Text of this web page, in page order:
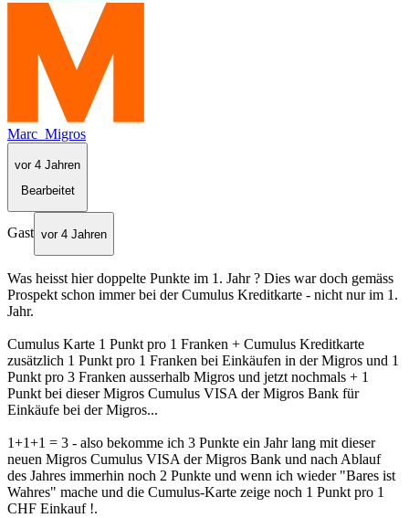
Marc_Migros
vor 4 Jahren
Bearbeitet
Gast vor 4 Jahren
Was heisst hier doppelte Punkte im 1. Jahr ? Dies war doch gemäss
Prospekt schon immer bei der Cumulus Kreditkarte - nicht nur im 1.
Jahr.
Cumulus Karte 1 Punkt pro 1 Franken + Cumulus Kreditkarte
zusätzlich 1 Punkt pro 1 Franken bei Einkäufen in der Migros und 1
Punkt pro 3 Franken ausserhalb Migros und jetzt nochmals + 1
Punkt bei dieser Migros Cumulus VISA der Migros Bank für
Einkäufe bei der Migros...
1+1+1 = 3 - also bekomme ich 3 Punkte ein Jahr lang mit dieser
neuen Migros Cumulus VISA der Migros Bank und nach Ablauf
des Jahres immerhin noch 2 Punkte und wenn ich wieder "Bares ist
Wahres" mache und die Cumulus-Karte zeige noch 1 Punkt pro 1
CHF Einkauf !.